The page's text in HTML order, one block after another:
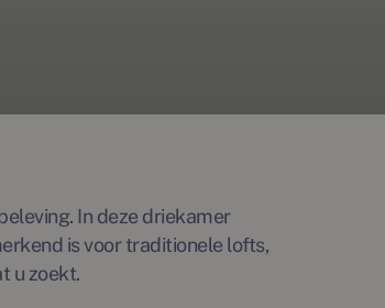
In deze driekamer
is voor traditionele lofts,
u zoekt.